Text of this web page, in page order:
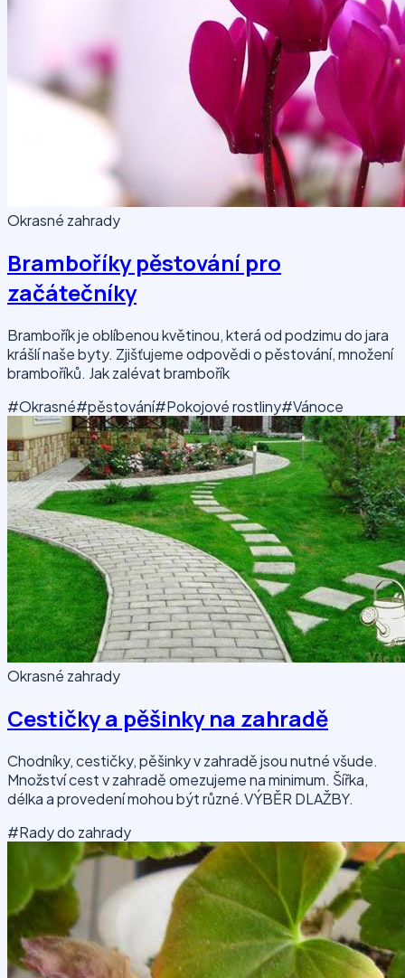
Okrasné zahrady
Bramboříky pěstování pro
začátečníky
Brambořík je oblíbenou květinou, která od podzimu do jara
krášlí naše byty. Zjišťujeme odpovědi o pěstování, množení
bramboříků. Jak zalévat brambořík
#Okrasné#pěstování#Pokojové rostliny#Vánoce
Okrasné zahrady
Cestičky a pěšinky na zahradě
Chodníky, cestičky, pěšinky v zahradě jsou nutné všude.
Množství cest v zahradě omezujeme na minimum. Šířka,
délka a provedení mohou být různé.VÝBĚR DLAŽBY.
#Rady do zahrady